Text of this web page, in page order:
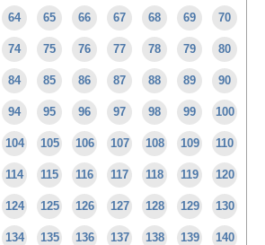
64 65 66 67 68 69 70
74 75 76 77 78 79 80
84 85 86 87 88 89 90
94 95 96 97 98 99 100
104 105 106 107 108 109 110
114 115 116 117 118 119 120
124 125 126 127 128 129 130
134 135 136 137 138 139 140